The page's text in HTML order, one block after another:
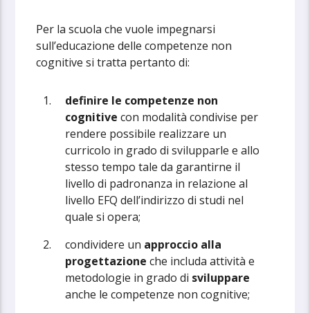
Per la scuola che vuole impegnarsi
sull’educazione delle competenze non
cognitive si tratta pertanto di:
definire le competenze non
cognitive con modalità condivise per
rendere possibile realizzare un
curricolo in grado di svilupparle e allo
stesso tempo tale da garantirne il
livello di padronanza in relazione al
livello EFQ dell’indirizzo di studi nel
quale si opera;
condividere un approccio alla
progettazione che includa attività e
metodologie in grado di sviluppare
anche le competenze non cognitive;